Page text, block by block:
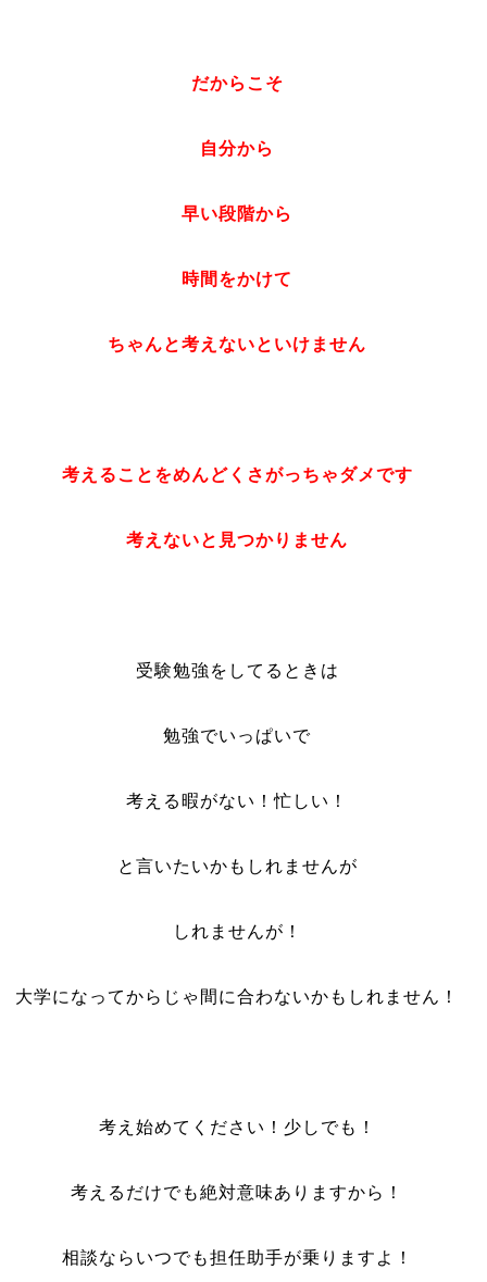
だからこそ
自分から
早い段階から
時間をかけて
ちゃんと考えないといけません
考えることをめんどくさがっちゃダメです
考えないと見つかりません
受験勉強をしてるときは
勉強でいっぱいで
考える暇がない！忙しい！
と言いたいかもしれませんが
しれませんが！
大学になってからじゃ間に合わないかもしれません！
考え始めてください！少しでも！
考えるだけでも絶対意味ありますから！
相談ならいつでも担任助手が乗りますよ！